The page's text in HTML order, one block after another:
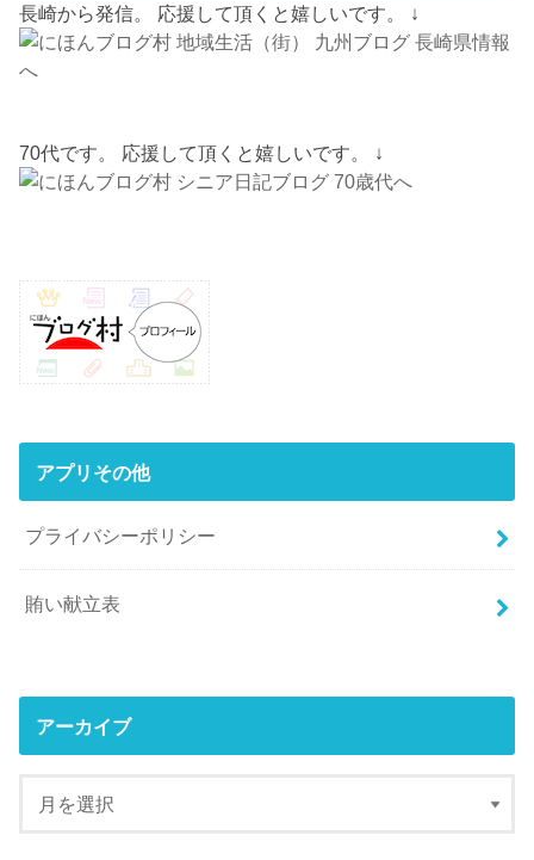
長崎から発信。 応援して頂くと嬉しいです。 ↓
70代です。 応援して頂くと嬉しいです。 ↓
アプリその他
プライバシーポリシー
賄い献立表
アーカイブ